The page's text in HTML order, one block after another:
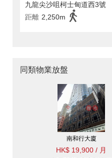
九龍尖沙咀柯士甸道西3號
距離 2,250m
同類物業放盤
南和行大廈
HK$ 19,900 / 月